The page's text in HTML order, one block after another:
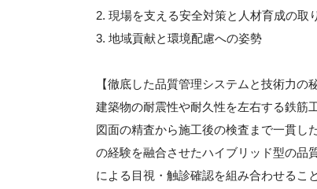
2. 現場を支える安全対策と人材育成の取
3. 地域貢献と環境配慮への姿勢
【徹底した品質管理システムと技術力の
建築物の耐震性や耐久性を左右する鉄筋
図面の精査から施工後の検査まで一貫し
の経験を融合させたハイブリッド型の品
による目視・触診確認を組み合わせるこ